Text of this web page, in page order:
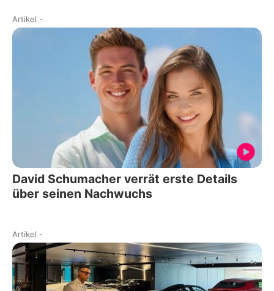
Artikel -
David Schumacher verrät erste Details
über seinen Nachwuchs
Artikel -